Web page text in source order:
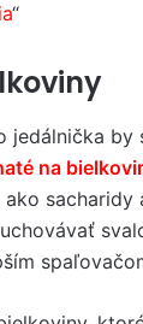
“
jedálnička by
na
sacharidy